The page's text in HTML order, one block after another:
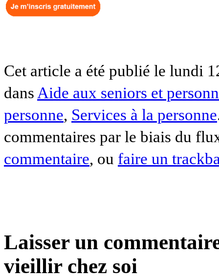
Cet article a été publié le lundi
dans Aide aux seniors et
personne, Services à la personne
commentaires par le biais du
commentaire, ou faire un
Laisser un
vieillir chez soi